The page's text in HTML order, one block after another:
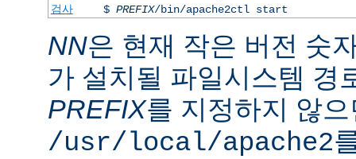
검사
$ PREFIX/bin/apache2ctl start
NN은 현재 작은 버전 숫
가 설치될 파일시스템 경
PREFIX를 지정하지 않
/usr/local/apache2